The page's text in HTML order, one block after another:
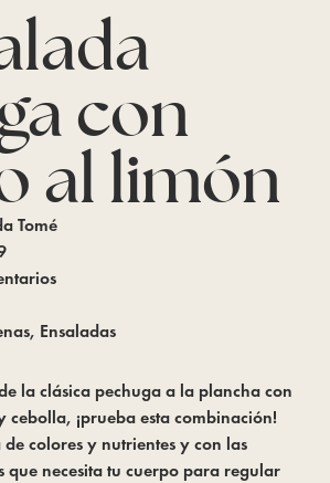
con
al limón
Tomé
, Ensaladas
la clásica pechuga a la plancha con
cebolla, ¡prueba esta combinación!
colores y nutrientes y con las
que necesita tu cuerpo para regular